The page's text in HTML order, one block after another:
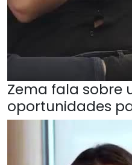
Zema fala sobre
oportunidades